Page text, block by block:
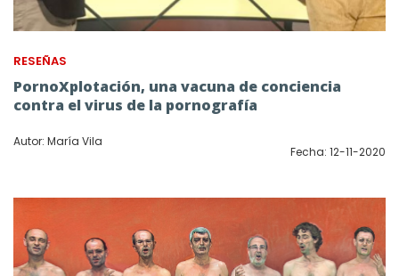
RESEÑAS
PornoXplotación, una vacuna de conciencia
contra el virus de la pornografía
Autor: María Vila
Fecha: 12-11-2020